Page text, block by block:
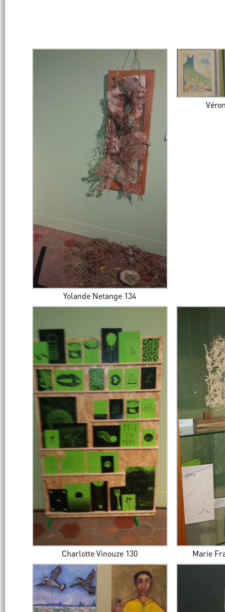
Yolande Netange 134
Charlotte Vinouze 130 Marie